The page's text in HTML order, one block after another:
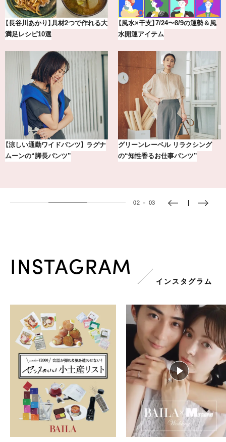
【2026年8月】鏡リュウジの12星座
別占い
【BAILA×OMO】ウオズミアミ描き
下ろし！金沢の旅リスト
【銀座かねまつ】おしゃれ＆快適な
黒スニーカー4選
気分が上がる「フルラ」のアイウェ
アを「眼鏡市場」で探して。
03 － 03
INSTAGRAM
インスタグラム